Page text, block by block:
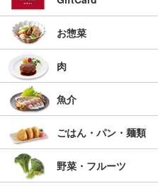
お惣菜
肉
魚介
ごはん・パン・麺類
野菜・フルーツ